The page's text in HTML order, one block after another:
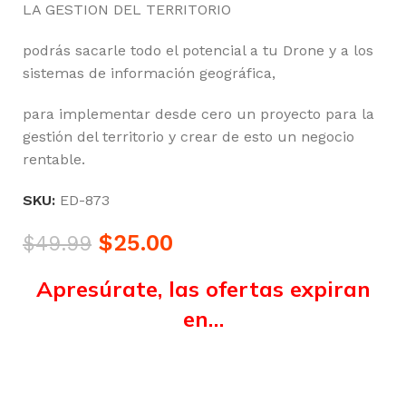
LA GESTION DEL TERRITORIO
podrás sacarle todo el potencial a tu Drone y a los
sistemas de información geográfica,
para implementar desde cero un proyecto para la
gestión del territorio y crear de esto un negocio
rentable.
SKU: ED-873
$49.99 $25.00
Apresúrate, las ofertas expiran
en…